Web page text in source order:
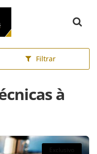
Filtrar
à
Exclusivo